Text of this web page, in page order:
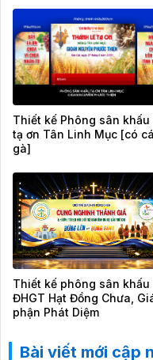
Thiết kế Phông sân khấu
tạ ơn Tân Linh Mục [có
gà]
Thiết kế phông sân khấu
ĐHGT Hạt Đồng Chưa,
phận Phát Diệm
Bài viết mới cập